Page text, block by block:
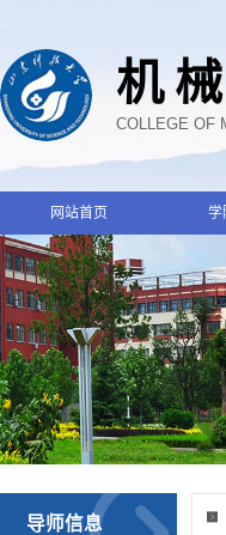
机
COLLEGE OF
网站首页 学
导师信息